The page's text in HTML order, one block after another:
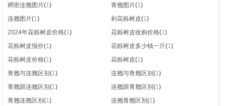
稠密连翘图片(1) 青翘图片(1)
连翘图片(1) 剥花栎树皮(1)
2024年花栎树皮价格(1) 花栎树皮收购价格(1)
花栎树皮报价(1) 花栎树皮多少钱一斤(1)
花栎树皮价格(1) 花栎树皮(1)
青翘与连翘区别(1) 连翘与青翘区别 (1)
青翘跟连翘区别(1) 连翘跟青翘区别 (1)
青翘连翘区别(1) 连翘青翘区别 (1)